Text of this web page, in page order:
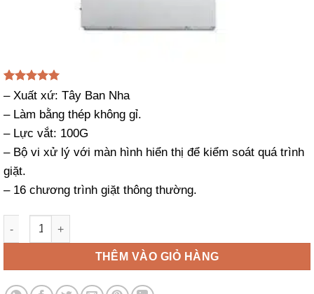
5.00trên 5
dựa trên
đánh giá
– Xuất xứ: Tây Ban Nha
– Làm bằng thép không gỉ.
– Lực vắt: 100G
– Bộ vi xử lý với màn hình hiển thị để kiểm soát quá trình
giặt.
– 16 chương trình giặt thông thường.
Máy giặt công nghiệp FAGOR 10 - 13 - 18 - 25 KG (Lực vắt
THÊM VÀO GIỎ HÀNG